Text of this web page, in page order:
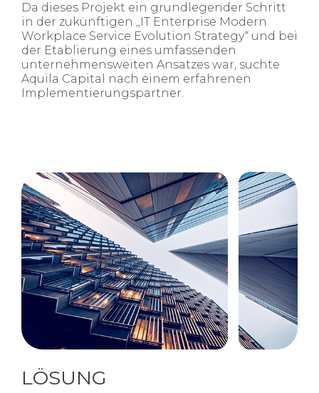
Da dieses Projekt ein grundlegender Schritt
in der zukünftigen „IT Enterprise Modern
Workplace Service Evolution Strategy“ und bei
der Etablierung eines umfassenden
unternehmensweiten Ansatzes war, suchte
Aquila Capital nach einem erfahrenen
Implementierungspartner.
LÖSUNG